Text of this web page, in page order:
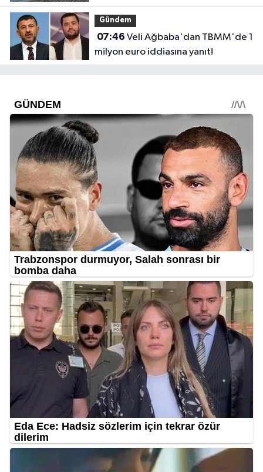
kaynağı belli oldu
Gündem
07:46
milyon euro iddiasına yanıt!